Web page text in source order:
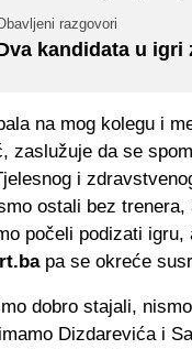
razgovori
kandidata u igri
na mog kolegu i
zaslužuje da se
i
ostali bez
počeli podizati
pa se okreće
dobro stajali,
Dizdarevića i